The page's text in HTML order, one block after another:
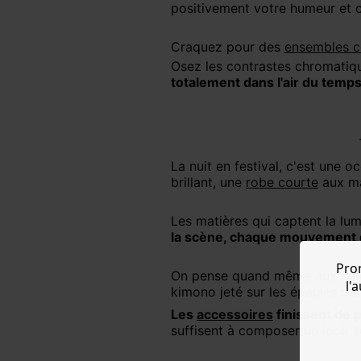
positivement votre humeur et
Craquez pour des ensembles
Osez les contrastes
totalement dans l'air du temps
La nuit en festival, c'est une
brillant, une robe courte aux
Les matières qui captent la
la scène, chaque mouvement
On pense quand même aux
kimono jeté sur les épaules
Les accessoires finissent de
suffisent à composer un look